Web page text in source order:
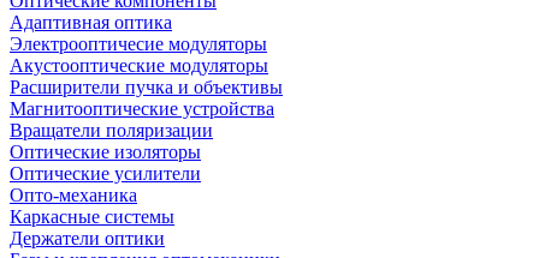
Адаптивная оптика
Электрооптичесие модуляторы
Акустооптические модуляторы
Расширители пучка и объективы
Магнитооптические устройства
Вращатели поляризации
Оптические изоляторы
Оптические усилители
Опто-механика
Каркасные системы
Держатели оптики